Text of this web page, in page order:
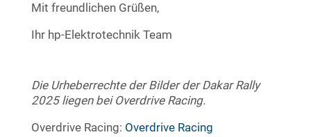
Mit freundlichen Grüßen,
Ihr hp-Elektrotechnik Team
Die Urheberrechte der Bilder der Dakar Rally
2025 liegen bei Overdrive Racing.
Overdrive Racing: Overdrive Racing